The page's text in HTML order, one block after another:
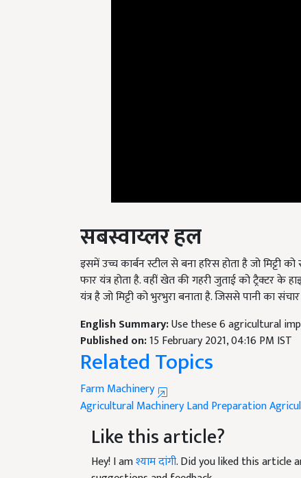
सबस्वाय्लरहल
इसमें उच्च कार्बन स्टील से बना हरिस होता है जो
फार यंत्र होता है. वहीं खेत की गहरी जुताई को ट्रैक्टर के
यंत्र है जो मिट्टी को भुरभुरा बनाता है. जिससे पानी का
English Summary:Use these 6 agricultural
Published on:15 February 2021, 04:16 PM IST
Related Topics
Farm Machinery
Agricultural MachineryLand Preparation
Like this article?
Hey! I amश्याम दांगी. Did you liked this article